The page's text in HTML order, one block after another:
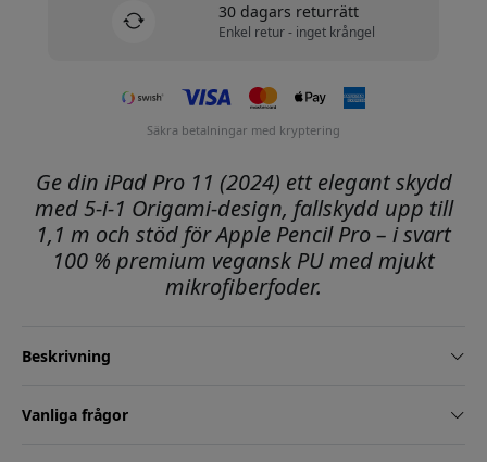
30 dagars returrätt
Enkel retur - inget krångel
Säkra betalningar med kryptering
Ge din iPad Pro 11 (2024) ett elegant skydd
med 5-i-1 Origami-design, fallskydd upp till
1,1 m och stöd för Apple Pencil Pro – i svart
100 % premium vegansk PU med mjukt
mikrofiberfoder.
Beskrivning
Vanliga frågor